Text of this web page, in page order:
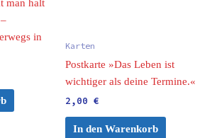
man halt
in
Karten
Postkarte »Das Leben ist
wichtiger als deine Termine.«
2,00 €
In den Warenkorb